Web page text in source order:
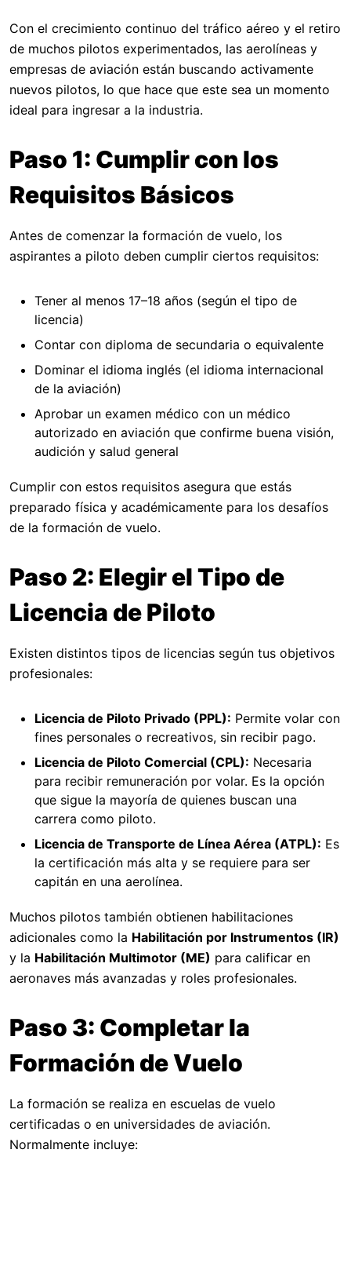
Con el crecimiento continuo del tráfico aéreo y el retiro
de muchos pilotos experimentados, las aerolíneas y
empresas de aviación están buscando activamente
nuevos pilotos, lo que hace que este sea un momento
ideal para ingresar a la industria.
Paso 1: Cumplir con los
Requisitos Básicos
Antes de comenzar la formación de vuelo, los
aspirantes a piloto deben cumplir ciertos requisitos:
Tener al menos 17–18 años (según el tipo de
licencia)
Contar con diploma de secundaria o equivalente
Dominar el idioma inglés (el idioma internacional
de la aviación)
Aprobar un examen médico con un médico
autorizado en aviación que confirme buena visión,
audición y salud general
Cumplir con estos requisitos asegura que estás
preparado física y académicamente para los desafíos
de la formación de vuelo.
Paso 2: Elegir el Tipo de
Licencia de Piloto
Existen distintos tipos de licencias según tus objetivos
profesionales:
Licencia de Piloto Privado (PPL): Permite volar con
fines personales o recreativos, sin recibir pago.
Licencia de Piloto Comercial (CPL): Necesaria
para recibir remuneración por volar. Es la opción
que sigue la mayoría de quienes buscan una
carrera como piloto.
Licencia de Transporte de Línea Aérea (ATPL): Es
la certificación más alta y se requiere para ser
capitán en una aerolínea.
Muchos pilotos también obtienen habilitaciones
adicionales como la Habilitación por Instrumentos (IR)
y la Habilitación Multimotor (ME) para calificar en
aeronaves más avanzadas y roles profesionales.
Paso 3: Completar la
Formación de Vuelo
La formación se realiza en escuelas de vuelo
certificadas o en universidades de aviación.
Normalmente incluye: